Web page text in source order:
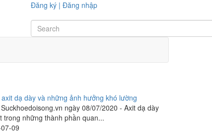
Đăng ký |Đăng nhập
dạ dày và những ảnh hưởng khó lường
ngày 08/07/2020 - Axit dạ dày
trong những thành phần quan...
09